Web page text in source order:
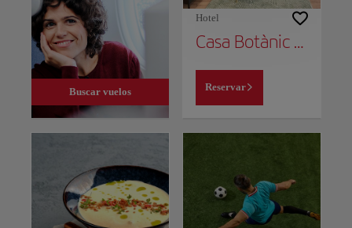
Buscar vuelos
Hotel
Casa Botànic - Céntrico y con comodidades
Reservar